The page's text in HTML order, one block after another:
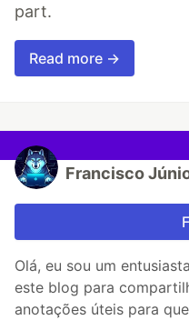
part.
Read more →
Francisco
Olá, eu sou um
este blog para
anotações úteis para